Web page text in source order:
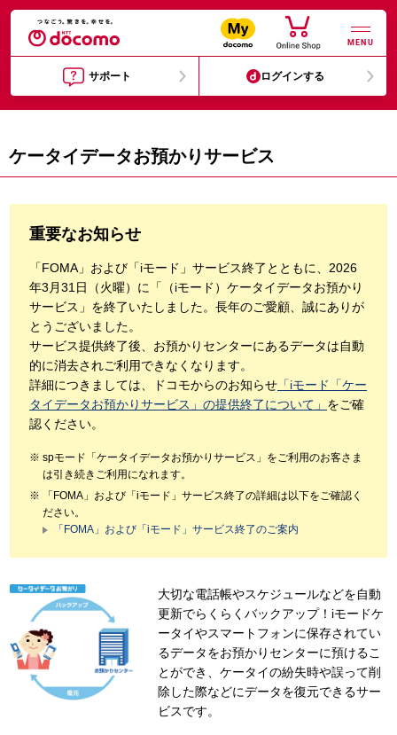
MENU
サポート ログインする
ケータイデータお預かりサービス
重要なお知らせ
「FOMA」および「iモード」サービス終了とともに、2026
年3月31日（火曜）に「（iモード）ケータイデータお預かり
サービス」を終了いたしました。長年のご愛顧、誠にありが
とうございました。
サービス提供終了後、お預かりセンターにあるデータは自動
的に消去されご利用できなくなります。
詳細につきましては、ドコモからのお知らせ 「iモード「ケー
タイデータお預かりサービス」の提供終了について」 をご確
認ください。
spモード「ケータイデータお預かりサービス」をご利用のお客さま
は引き続きご利用になれます。
「FOMA」および「iモード」サービス終了の詳細は以下をご確認く
ださい。
「FOMA」および「iモード」サービス終了のご案内
大切な電話帳やスケジュールなどを自動
更新でらくらくバックアップ！iモードケ
ータイやスマートフォンに保存されてい
るデータをお預かりセンターに預けるこ
とができ、ケータイの紛失時や誤って削
除した際などにデータを復元できるサー
ビスです。